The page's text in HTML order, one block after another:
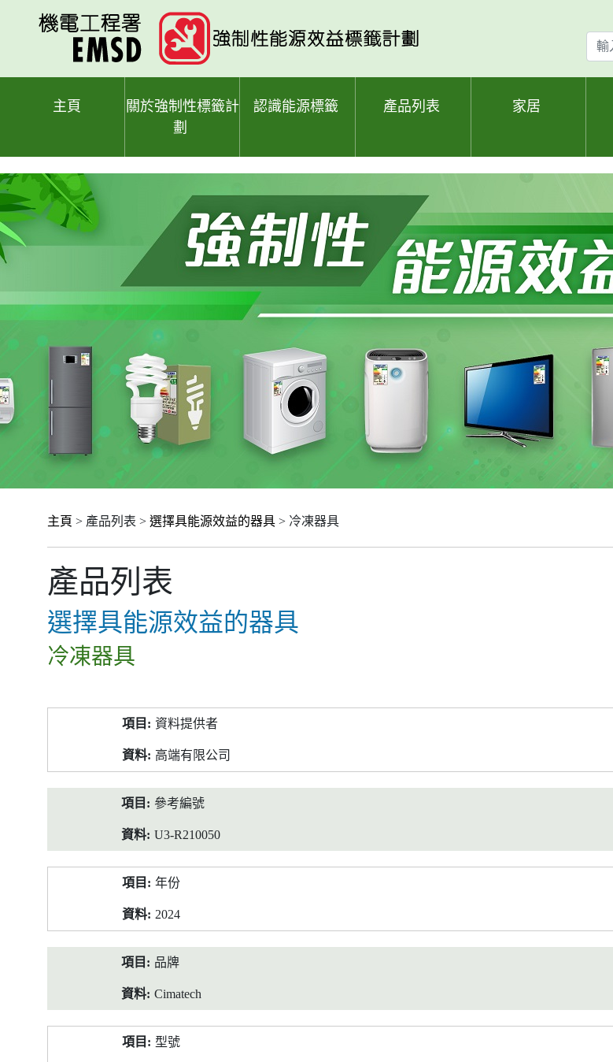
輸
入
查
主頁
關於強制性標籤計
劃
認識能源標籤 產品列表 家居
主頁 > 產品列表 > 選擇具能源效益的器具 > 冷凍器具
產品列表
選擇具能源效益的器具
冷凍器具
料
資料提供者
高端有限公司
參考編號
U3-R210050
年份
2024
品牌
Cimatech
型號